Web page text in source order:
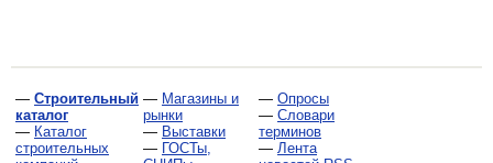
— Строительный
каталог
— Каталог
строительных
— Магазины и
рынки
— Выставки
— ГОСТы,
— Опросы
— Словари
терминов
— Лента